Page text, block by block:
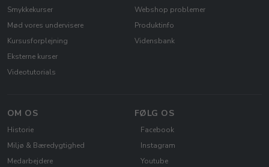
Smykkekurser
Mød vores undervisere
Kursusforplejning
Eksterne kurser
Videotutorials
Webshop problemer
Produktinfo
Vidensbank
OM OS
Historie
Miljø & Bæredygtighed
Medarbejdere
FØLG OS
Facebook
Instagram
Youtube